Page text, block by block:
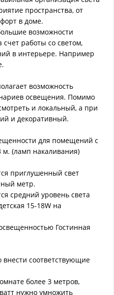
пространства, от
в доме.
возможности
работы со светом,
в интерьере. Например
возможность
освещения. Помимо
и локальный, а при
и декоративный.
для помещений с
м. (ламп накаливания)
приглушенный свет
метр.
средний уровень света
15-18W на
Гостинная
внести соответствующие
более 3 метров,
нужно умножить